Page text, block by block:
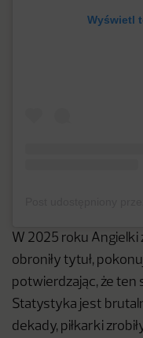
Wyświetl
W 2025 roku Angielki
obroniły tytuł,
potwierdzając, że ten
Statystyka jest
dekady, piłkarki